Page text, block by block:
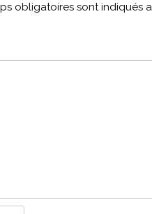
obligatoires sont indiqués